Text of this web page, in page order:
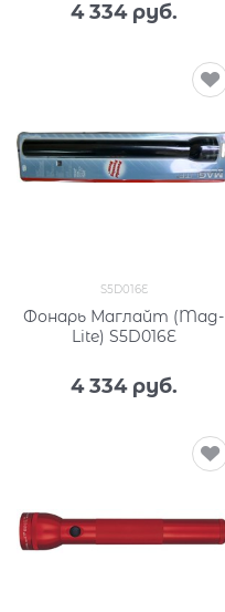
4 334 руб.
S5D016E
Фонарь Маглайт (Mag-
Lite) S5D016E
4 334 руб.